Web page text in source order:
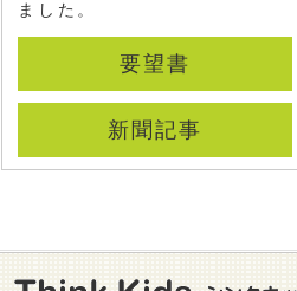
218・ブログ218 愛知県の大村知事と
の再発防止のため児童相談所と警察と
のリアルタイムでの情報共有システム
の整備を要望しました
217・ブログ217 共同親権導入に際し
判断できる体制」の整備が是非とも必
進、さらなる改善求め要望書提出
ました。
要望書
新聞記事